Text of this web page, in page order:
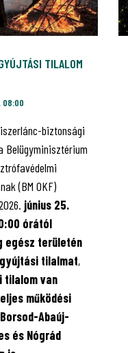
TILALOM
08:00
biztonsági
Belügyminisztérium
(BM OKF)
június 25.
órától
egész területén
tilalmat,
tilalom van
működési
Abaúj-
és Nógrád